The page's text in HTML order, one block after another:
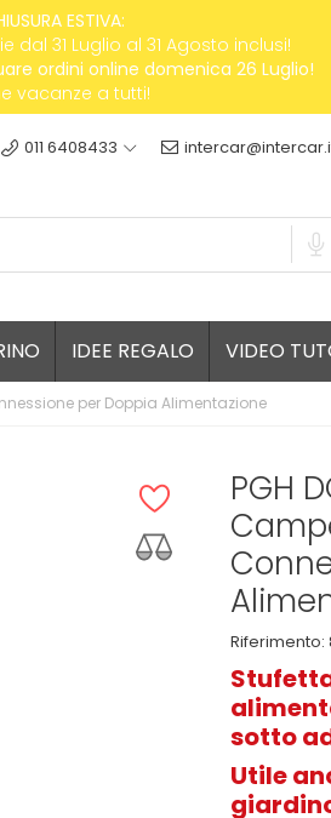
ESTIVA:
dal 31 Luglio al 31 Agosto inclusi!
ordini online domenica 26 Luglio!
vacanze a tutti!
011 6408433
IDEE REGALO VIDEO
per Doppia Alimentazione
PGH
Riferimento:
sotto
Utile